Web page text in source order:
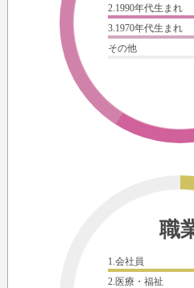
2.1990年代生まれ
3.1970年代生まれ
その他
職
1.会社員
2.医療・福祉